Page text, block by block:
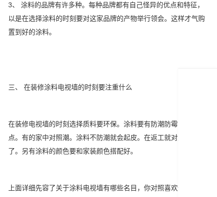
3、 涂料的品牌有许多种。每种品牌都有自己怪异的优点和特征，
以是在选择涂料的时刻要对这家品牌的产物举行领会。这样才气购
置到好的涂料。
三、 在装修涂料电视墙的时刻要注重什么
在装修电视墙的时刻选择质料要环保。涂料要有防潮防霉防水的特
点。有的家中对照潮。涂料不防潮就会起皮。在返工就对照穷苦
了。另有涂料的颜色要和家装颜色搭配好。
上面详细先容了关于涂料电视墙有哪些名目，你对照喜欢什么样的